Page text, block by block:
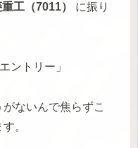
工（7011）
に振り
ントリー」
ないんで焦らずこ
。